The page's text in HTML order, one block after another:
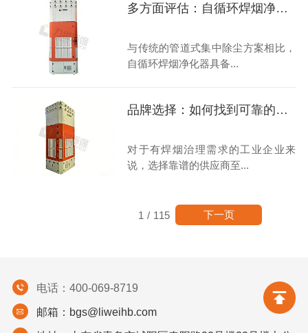
多方面评估：自循环焊烟净化器的优势与挑战
与传统的管道式集中除尘方案相比，
自循环焊烟净化器具备...
品牌选择：如何找到可靠的自循环焊烟净化器合作伙伴？
对于有焊烟治理需求的工业企业来
说，选择靠谱的供应商至...
1 / 115 下一页
电话：400-069-8719
邮箱：bgs@liweihb.com